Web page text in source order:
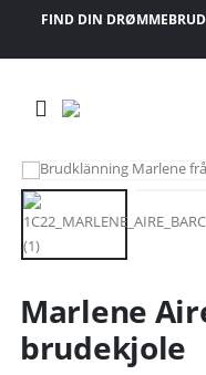
FIND DIN
Marlene
brudekjole